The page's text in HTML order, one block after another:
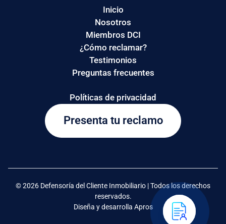
Presenta tu reclamo
Inicio
Nosotros
Miembros DCI
¿Cómo reclamar?
Testimonios
Preguntas frecuentes
Políticas de privacidad
© 2026 Defensoría del Cliente Inmobiliario | Todos los derechos
reservados.
Diseña y desarrolla Apros